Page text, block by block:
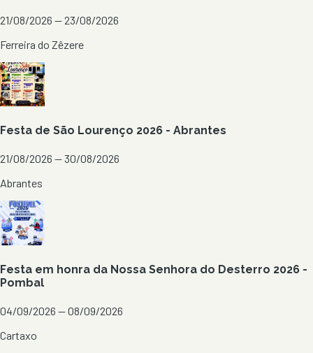
21/08/2026 — 23/08/2026
Ferreira do Zêzere
Festa de São Lourenço 2026 - Abrantes
21/08/2026 — 30/08/2026
Abrantes
Festa em honra da Nossa Senhora do Desterro 2026 -
Pombal
04/09/2026 — 08/09/2026
Cartaxo